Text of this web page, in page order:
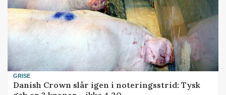
GRISE
Danish Crown slår igen i noteringsstrid: Tysk